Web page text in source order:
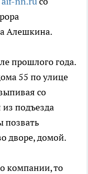
Алешкина.
прошлого года.
55 по улице
со
подъезда
позвать
дворе, домой.
компании, то